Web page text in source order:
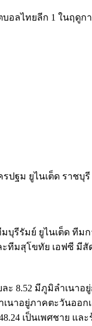
ไทยลีก 1 ในฤดูกา
ปฐม ยูไนเต็ด ราช
บุรีรัมย์ ยูไนเต็ด ทีม
ะทีมสุโขทัย เอฟซี
8.52 มีภูมิลำเนาอ
นาอยู่ภาคตะวันออก
เป็นเพศชาย และ